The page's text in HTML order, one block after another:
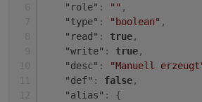
"role" : "" ,
"type" : "boolean" ,
"read" : true,
"write" : true,
"desc" : "Manuell
"def" : false,
"alias" :
{